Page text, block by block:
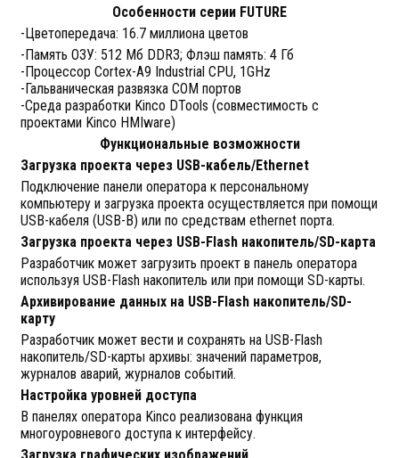
Особенности серии FUTURE
-Цветопередача: 16.7 миллиона цветов
-Память ОЗУ: 512 Мб DDR3; Флэш память: 4 Гб
-Процессор Cortex-A9 Industrial CPU, 1GHz
-Гальваническая развязка COM портов
-Среда разработки Kinco DTools (совместимость с
проектами Kinco HMIware)
Функциональные возможности
Загрузка проекта через USB-кабель/Ethernet
Подключение панели оператора к персональному
компьютеру и загрузка проекта осуществляется при помощи
USB-кабеля (USB-B) или по средствам ethernet порта.
Загрузка проекта через USB-Flash накопитель/SD-карта
Разработчик может загрузить проект в панель оператора
используя USB-Flash накопитель или при помощи SD-карты.
Архивирование данных на USB-Flash накопитель/SD-
карту
Разработчик может вести и сохранять на USB-Flash
накопитель/SD-карты архивы: значений параметров,
журналов аварий, журналов событий.
Настройка уровней доступа
В панелях оператора Kinco реализована функция
многоуровневого доступа к интерфейсу.